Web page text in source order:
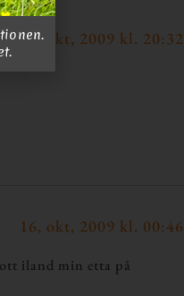
15, okt, 2009 kl. 20:32
16, okt, 2009 kl. 00:46
iland min etta på